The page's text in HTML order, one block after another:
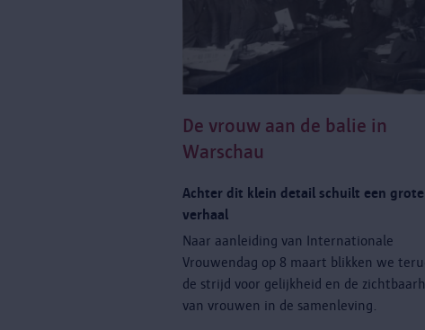
De vrouw aan de balie in
Warschau
Achter dit klein detail schuilt een
verhaal
Naar aanleiding van Internationale
Vrouwendag op 8 maart blikken we
de strijd voor gelijkheid en de
van vrouwen in de samenleving.